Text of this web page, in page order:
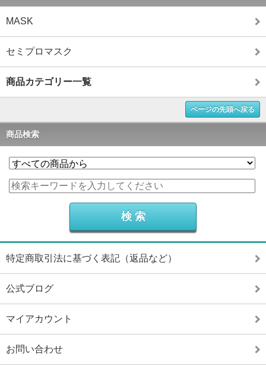
MASK
セミプロマスク
商品カテゴリー一覧
ページの先頭へ戻る
商品検索
特定商取引法に基づく表記（返品など）
公式ブログ
マイアカウント
お問い合わせ